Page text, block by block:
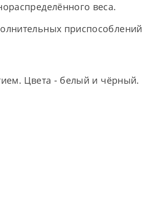
веса.
Цвета - белый и чёрный.